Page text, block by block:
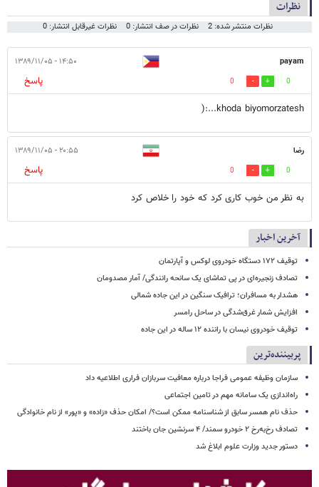
نظرات
نظرات منتشر شده: 2 نظرات در صف انتشار: 0 نظرات غیرقابل انتشار: 0
payam ۱۴:۵۰ - ۱۳۸۹/۱۱/۰۵
0
0
پاسخ
khoda biyomorzatesh...:(
رضا ۲۰:۵۵ - ۱۳۸۹/۱۱/۰۵
0
0
پاسخ
به نظر من خوب کاری کرد که خود را خلاص کرد
آخرین اخبار
توقیف ۱۷۲ دستگاه خودروی لوکس و آپارتمان
تصادف زنجیره‌ای در پی تماشای یک سانحه رانندگی/ آمار مصدومان
هشدار به مسافران؛ ترافیک سنگین در این جاده شمالی
افزایش شمار غرق‌شدگی در ساحل رامسر
توقیف خودروی نیسان با راننده ۱۲ ساله در این جاده
پربیننده‌ترین
سازمان وظیفه عمومی فراجا درباره معافیت سربازان فراری اطلاعیه داد
راه‌اندازی یک سامانه مهم در تامین اجتماعی
حذف نام همسر سابق از شناسنامه ممکن است؟/ امکان حذف «زاده» و «پور» از نام خانوادگی
تصادف رخ‌به‌رخ ۲ خودرو سمند/ ۴ سرنشین جان باختند
دستور جدید وزارت علوم ابلاغ شد